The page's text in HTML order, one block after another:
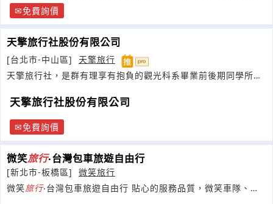
Fish是免費詢價
天擎旅行社股份有限公司
[台北市-中山區]
天擎旅行
天擎旅行社，是群有理享有抱負的觀光科系畢業前後期同學所組
天擎旅行社股份有限公司
免費詢價
微笑旅行‧台灣包車旅遊自由行
[新北市-板橋區]
微笑旅行
微笑旅行‧台灣包車旅遊自由行 貼心的服務品質，微笑車隊、從